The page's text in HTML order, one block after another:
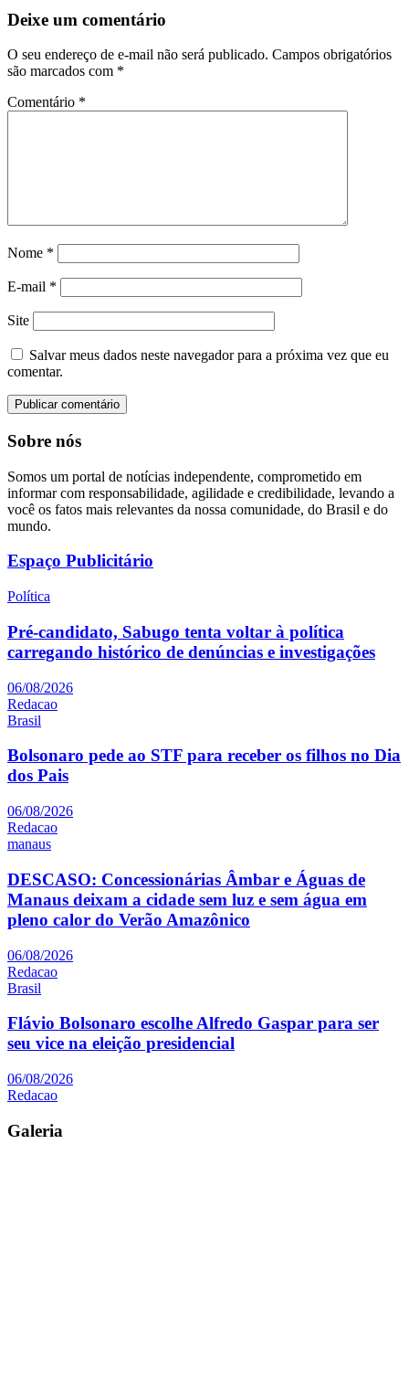
Deixe um comentário
O seu endereço de e-mail não será publicado. Campos obrigatórios
são marcados com *
Comentário *
Nome *
E-mail *
Site
Salvar meus dados neste navegador para a próxima vez que eu
comentar.
Sobre nós
Somos um portal de notícias independente, comprometido em
informar com responsabilidade, agilidade e credibilidade, levando a
você os fatos mais relevantes da nossa comunidade, do Brasil e do
mundo.
Espaço Publicitário
Política
Pré-candidato, Sabugo tenta voltar à política
carregando histórico de denúncias e investigações
06/08/2026
Redacao
Brasil
Bolsonaro pede ao STF para receber os filhos no Dia
dos Pais
06/08/2026
Redacao
manaus
DESCASO: Concessionárias Âmbar e Águas de
Manaus deixam a cidade sem luz e sem água em
pleno calor do Verão Amazônico
06/08/2026
Redacao
Brasil
Flávio Bolsonaro escolhe Alfredo Gaspar para ser
seu vice na eleição presidencial
06/08/2026
Redacao
Galeria